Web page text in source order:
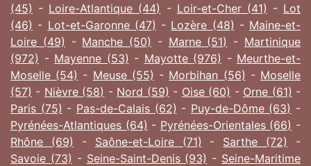
(45) - Loire-Atlantique (44) - Loir-et-Cher (41) - Lot
(46) - Lot-et-Garonne (47) - Lozère (48) - Maine-et-
Loire (49) - Manche (50) - Marne (51) - Martinique
(972) - Mayenne (53) - Mayotte (976) - Meurthe-et-
Moselle (54) - Meuse (55) - Morbihan (56) - Moselle
(57) - Nièvre (58) - Nord (59) - Oise (60) - Orne (61) -
Paris (75) - Pas-de-Calais (62) - Puy-de-Dôme (63) -
Pyrénées-Atlantiques (64) - Pyrénées-Orientales (66) -
Rhône (69) - Saône-et-Loire (71) - Sarthe (72)
-
Savoie (73) - Seine-Saint-Denis (93) - Seine-Maritime